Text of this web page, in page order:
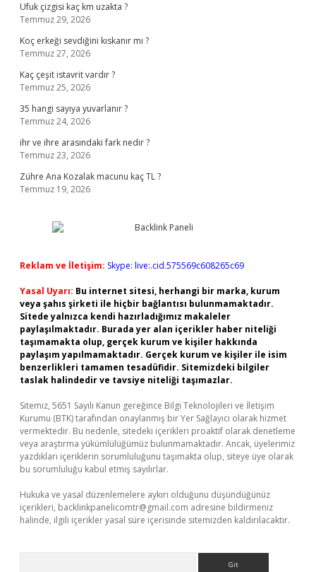
Ufuk çizgisi kaç km uzakta ?
Temmuz 29, 2026
Koç erkeği sevdiğini kıskanır mı ?
Temmuz 27, 2026
Kaç çeşit istavrit vardır ?
Temmuz 25, 2026
35 hangi sayıya yuvarlanır ?
Temmuz 24, 2026
ihr ve ihre arasındaki fark nedir ?
Temmuz 23, 2026
Zühre Ana Kozalak macunu kaç TL ?
Temmuz 19, 2026
Reklam ve İletişim: Skype: live:.cid.575569c608265c69
Yasal Uyarı: Bu internet sitesi, herhangi bir marka, kurum
veya şahıs şirketi ile hiçbir bağlantısı bulunmamaktadır.
Sitede yalnızca kendi hazırladığımız makaleler
paylaşılmaktadır. Burada yer alan içerikler haber niteliği
taşımamakta olup, gerçek kurum ve kişiler hakkında
paylaşım yapılmamaktadır. Gerçek kurum ve kişiler ile isim
benzerlikleri tamamen tesadüfidir. Sitemizdeki bilgiler
taslak halindedir ve tavsiye niteliği taşımazlar.
Sitemiz, 5651 Sayılı Kanun gereğince Bilgi Teknolojileri ve İletişim
Kurumu (BTK) tarafından onaylanmış bir Yer Sağlayıcı olarak hizmet
vermektedir. Bu nedenle, sitedeki içerikleri proaktif olarak denetleme
veya araştırma yükümlülüğümüz bulunmamaktadır. Ancak, üyelerimiz
yazdıkları içeriklerin sorumluluğunu taşımakta olup, siteye üye olarak
bu sorumluluğu kabul etmiş sayılırlar.
Hukuka ve yasal düzenlemelere aykırı olduğunu düşündüğünüz
içerikleri, backlinkpanelicomtr@gmail.com adresine bildirmeniz
halinde, ilgili içerikler yasal süre içerisinde sitemizden kaldırılacaktır.